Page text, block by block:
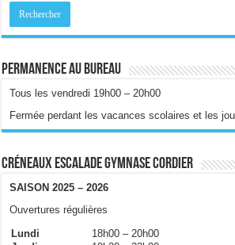
Permanence au bureau
Tous les vendredi 19h00 – 20h00
Fermée perdant les vacances scolaires et les
Créneaux escalade gymnase Cordier
SAISON 2025 – 2026
Ouvertures régulières
Lundi
18h00 – 20h00